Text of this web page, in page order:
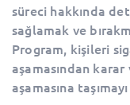
süreci hakkında
sağlamak ve
Program, kişileri
aşamasından karar
aşamasına